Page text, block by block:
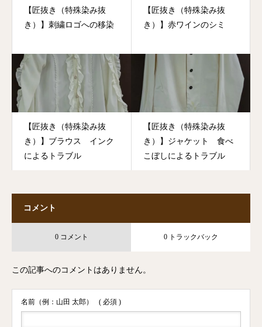
【匠抜き（特殊染み抜
き）】刺繍ロゴへの移染
【匠抜き（特殊染み抜
き）】赤ワインのシミ
【匠抜き（特殊染み抜
き）】ブラウス インク
によるトラブル
【匠抜き（特殊染み抜
き）】ジャケット 食べ
こぼしによるトラブル
コメント
0 コメント 0 トラックバック
この記事へのコメントはありません。
名前（例：山田 太郎） ( 必須 )